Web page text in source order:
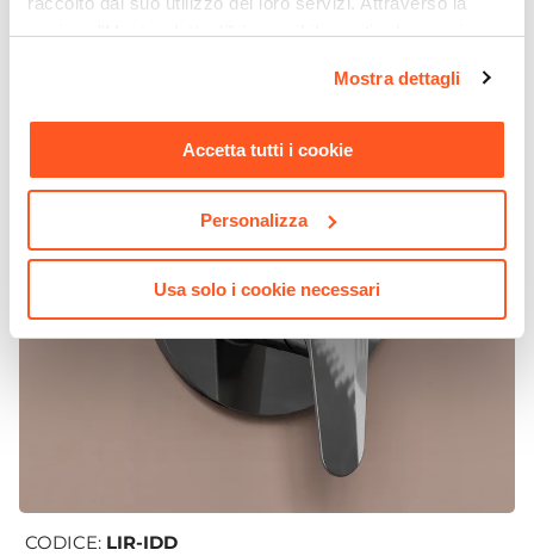
sezione "Mostra dettagli" è possibile gestire le proprie
momento. Per maggiori informazioni si invita a leggere la
nostraCookie Policy.
Mostra dettagli
Accetta tutti i cookie
Personalizza
Usa solo i cookie necessari
CODICE: LIR-IDD